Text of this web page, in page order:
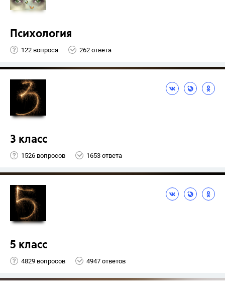
Психология
122 вопроса 262 ответа
3 класс
1526 вопросов 1653 ответа
5 класс
4829 вопросов 4947 ответов